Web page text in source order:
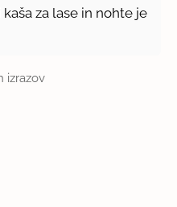
za lase in nohte je
izrazov